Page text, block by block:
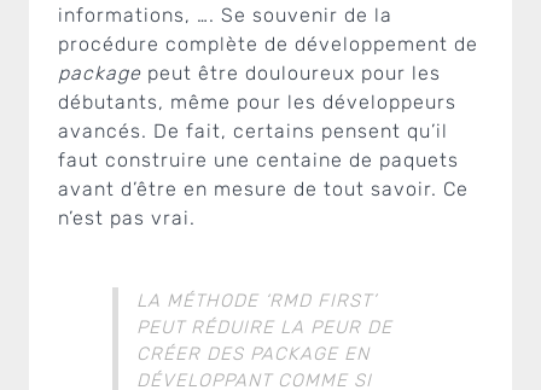
informations, …. Se souvenir de la
procédure complète de développement de
package peut être douloureux pour les
débutants, même pour les développeurs
avancés. De fait, certains pensent qu’il
faut construire une centaine de paquets
avant d’être en mesure de tout savoir. Ce
n’est pas vrai.
LA MÉTHODE ‘RMD FIRST’
PEUT RÉDUIRE LA PEUR DE
CRÉER DES PACKAGE EN
DÉVELOPPANT COMME SI